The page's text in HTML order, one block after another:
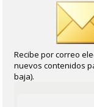
Recibe por correo
nuevos contenidos
baja).